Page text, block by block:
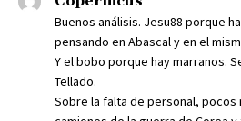
Buenos análisis. Jesu88 porque
pensando en Abascal y en el
Y el bobo porque hay marranos.
Tellado.
Sobre la falta de personal,